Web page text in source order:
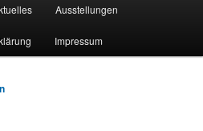
Ausstellungen
Impressum